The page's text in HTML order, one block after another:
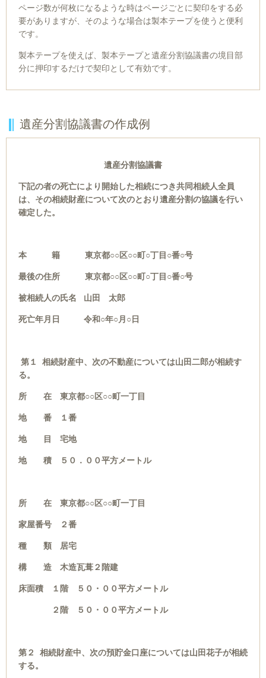
ページ数が何枚になるような時はページごとに契印をする必
要がありますが、そのような場合は製本テープを使うと便利
です。
製本テープを使えば、製本テープと遺産分割協議書の境目部
分に押印するだけで契印として有効です。
遺産分割協議書の作成例
遺産分割協議書
下記の者の死亡により開始した相続につき共同相続人全員
は、その相続財産について次のとおり遺産分割の協議を行い
確定した。
本 籍 東京都○○区○○町○丁目○番○号
最後の住所 東京都○○区○○町○丁目○番○号
被相続人の氏名 山田 太郎
死亡年月日 令和○年○月○日
第１ 相続財産中、次の不動産については山田二郎が相続す
る。
所 在 東京都○○区○○町一丁目
地 番 １番
地 目 宅地
地 積 ５０．００平方メートル
所 在 東京都○○区○○町一丁目
家屋番号 ２番
種 類 居宅
構 造 木造瓦葺２階建
床面積 １階 ５０・００平方メートル
２階 ５０・００平方メートル
第２ 相続財産中、次の預貯金口座については山田花子が相続
する。